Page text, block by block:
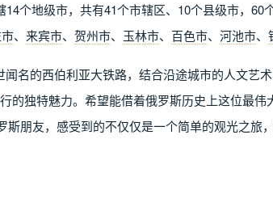
个地级市，共有41个市辖区、10个县级市，60
、 来宾市、 贺州市、 玉林市、 百色市、 河池市、
名的西伯利亚大铁路，结合沿途城市的人文艺
的独特魅力。希望能借着俄罗斯历史上这位最
朋友，感受到的不仅仅是一个简单的观光之旅